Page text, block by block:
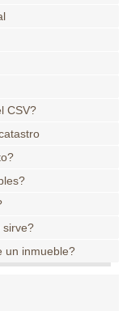
CSV?
sirve?
un inmueble?